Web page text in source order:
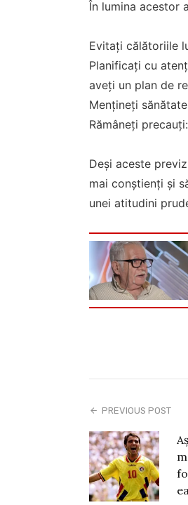
În lumina acestor
Evitați călătoriile
Planificați cu
aveți un plan de
Mențineți
Rămâneți
Deși aceste
mai conștienți și
unei atitudini
PREVIOUS POST
ea